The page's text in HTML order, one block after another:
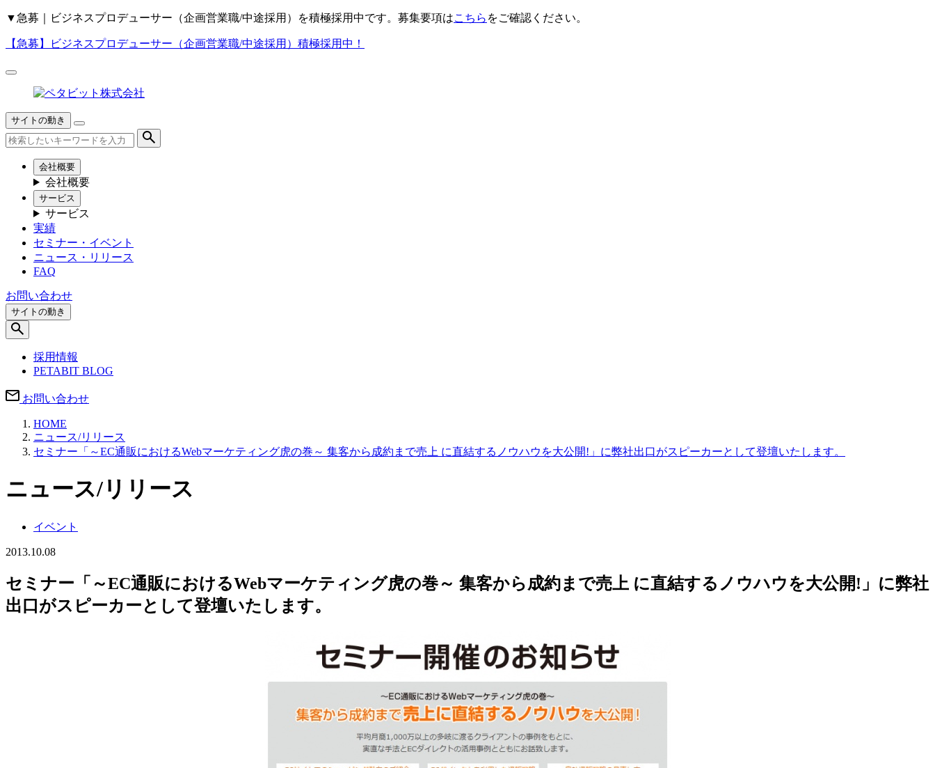
▼ 急募｜ビジネスプロデューサー（企画営業職/中途採用）を積極採用中です。募集要項はこちら をご確認ください。
【急募】 ビジネスプロデューサー（企画営業職/中途採用）積極採用中！
サイトの動き
会社概要
会社概要
サービス
サービス
実績
セミナー・イベント
ニュース・リリース
FAQ
お問い合わせ
サイトの動き
採用情報
PETABIT BLOG
お問い合わせ
HOME
ニュース/リリース
セミナー「～EC通販におけるWebマーケティング虎の巻～ 集客から成約まで売上 に直結するノウハウを大公開!」に弊社出口がスピーカーとして登壇いたします。
ニュース/リリース
イベント
2013.10.08
セミナー「～EC通販におけるWebマーケティング虎の巻～ 集客から成約まで売上 に直結するノウハウを大公開!」に弊社
出口がスピーカーとして登壇いたします。